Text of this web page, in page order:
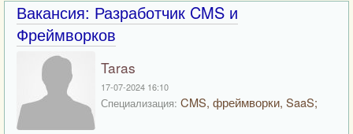
Вакансия: Разработчик CMS и
Фреймворков
Taras
17-07-2024 16:10
Специализация: CMS, фреймворки, SaaS;